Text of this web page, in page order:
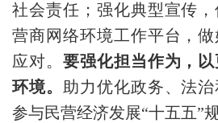
社会责任；强化典型宣传
营商网络环境工作平台，
应对。 要强化担当作为，
环境。
助力优化政务、法
参与民营经济发展“十五五”